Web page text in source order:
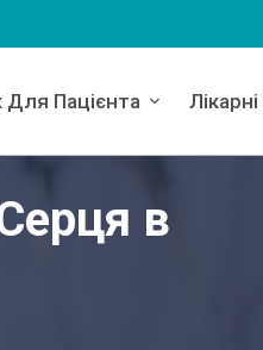
Для Пацієнта Лікарні
в